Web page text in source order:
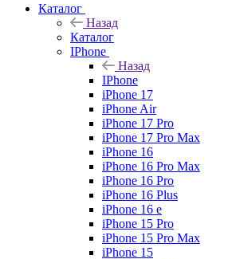
Каталог
Назад
Каталог
IPhone
Назад
IPhone
iPhone 17
iPhone Air
iPhone 17 Pro
iPhone 17 Pro Max
iPhone 16
iPhone 16 Pro Max
iPhone 16 Pro
iPhone 16 Plus
iPhone 16 e
iPhone 15 Pro
iPhone 15 Pro Max
iPhone 15